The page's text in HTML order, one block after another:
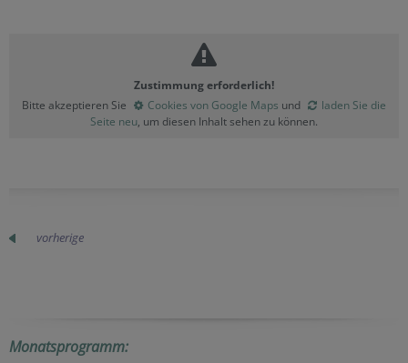
Zustimmung erforderlich!
Bitte akzeptieren Sie
Cookies von Google Maps und
laden Sie die
Seite neu, um diesen Inhalt sehen zu können.
vorherige
Monatsprogramm: